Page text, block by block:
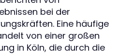
bei der
Eine häufige
von einer großen
in Köln, die durch die